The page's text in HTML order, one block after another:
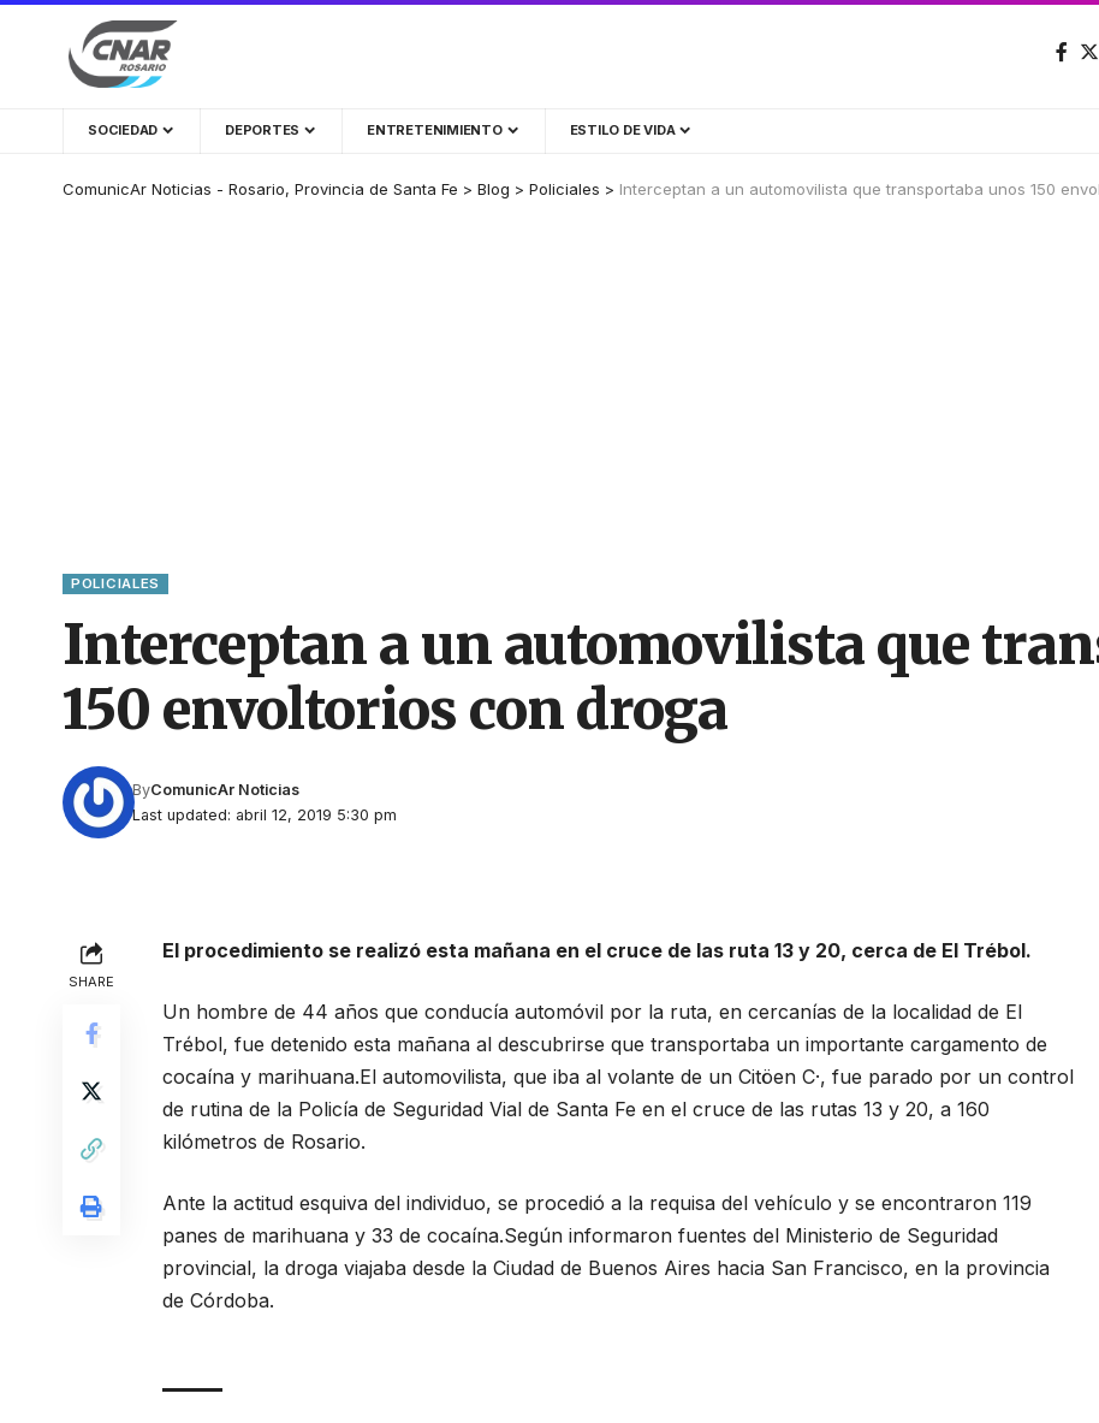
SOCIEDAD DEPORTES ENTRETENIMIENTO ESTILO DE VIDA
ComunicAr Noticias - Rosario, Provincia de Santa Fe > Blog > Policiales > Interceptan a un automovilista que transportaba unos 150
POLICIALES
Interceptan a un automovilista que
150 envoltorios con droga
Last updated: abril 12, 2019 5:30 pm
ByComunicAr Noticias
SHARE
El procedimiento se realizó esta mañana en el cruce de las ruta 13 y 20, cerca de El Trébol.
Un hombre de 44 años que conducía automóvil por la ruta, en cercanías de la localidad de El
Trébol, fue detenido esta mañana al descubrirse que transportaba un importante cargamento de
cocaína y marihuana.El automovilista, que iba al volante de un Citöen C·, fue parado por un control
de rutina de la Policía de Seguridad Vial de Santa Fe en el cruce de las rutas 13 y 20, a 160
kilómetros de Rosario.
Ante la actitud esquiva del individuo, se procedió a la requisa del vehículo y se encontraron 119
panes de marihuana y 33 de cocaína.Según informaron fuentes del Ministerio de Seguridad
provincial, la droga viajaba desde la Ciudad de Buenos Aires hacia San Francisco, en la provincia
de Córdoba.